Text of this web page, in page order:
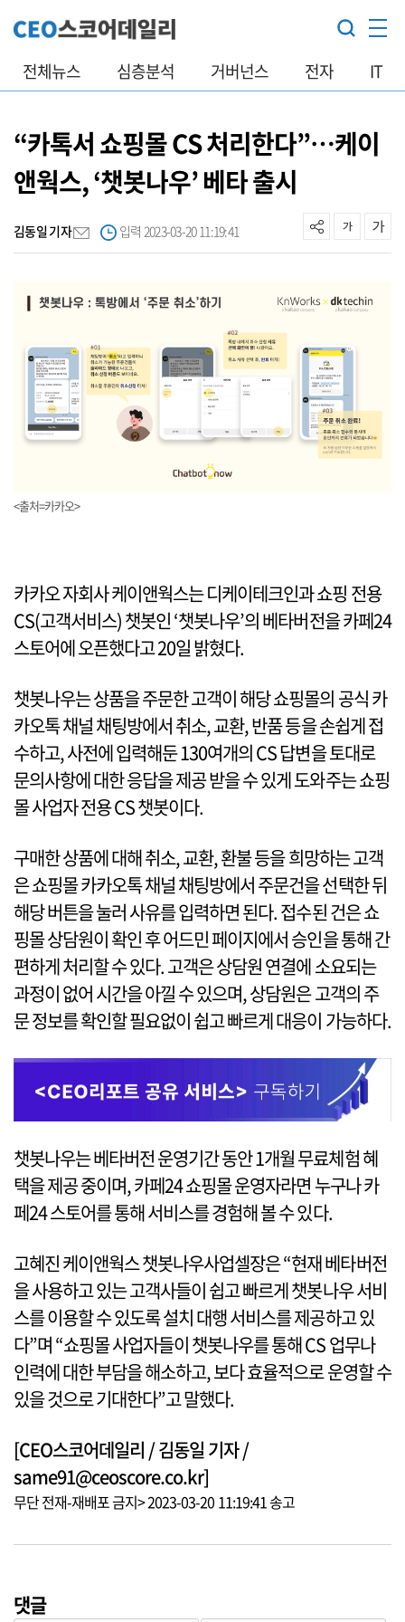
전체뉴스 심층분석 거버넌스 전자 IT
“카톡서 쇼핑몰 CS 처리한다”…케이
앤웍스, ‘챗봇나우’ 베타 출시
김동일 기자 입력 2023-03-20 11:19:41
<출처=카카오>
카카오 자회사 케이앤웍스는 디케이테크인과 쇼핑 전용
CS(고객서비스) 챗봇인 ‘챗봇나우’의 베타버전을 카페24
스토어에 오픈했다고 20일 밝혔다.
챗봇나우는 상품을 주문한 고객이 해당 쇼핑몰의 공식 카
카오톡 채널 채팅방에서 취소, 교환, 반품 등을 손쉽게 접
수하고, 사전에 입력해둔 130여개의 CS 답변을 토대로
문의사항에 대한 응답을 제공 받을 수 있게 도와주는 쇼핑
몰 사업자 전용 CS 챗봇이다.
구매한 상품에 대해 취소, 교환, 환불 등을 희망하는 고객
은 쇼핑몰 카카오톡 채널 채팅방에서 주문건을 선택한 뒤
해당 버튼을 눌러 사유를 입력하면 된다. 접수된 건은 쇼
핑몰 상담원이 확인 후 어드민 페이지에서 승인을 통해 간
편하게 처리할 수 있다. 고객은 상담원 연결에 소요되는
과정이 없어 시간을 아낄 수 있으며, 상담원은 고객의 주
문 정보를 확인할 필요없이 쉽고 빠르게 대응이 가능하다.
챗봇나우는 베타버전 운영기간 동안 1개월 무료체험 혜
택을 제공 중이며, 카페24 쇼핑몰 운영자라면 누구나 카
페24 스토어를 통해 서비스를 경험해 볼 수 있다.
고혜진 케이앤웍스 챗봇나우사업셀장은 “현재 베타버전
을 사용하고 있는 고객사들이 쉽고 빠르게 챗봇나우 서비
스를 이용할 수 있도록 설치 대행 서비스를 제공하고 있
다”며 “쇼핑몰 사업자들이 챗봇나우를 통해 CS 업무나
인력에 대한 부담을 해소하고, 보다 효율적으로 운영할 수
있을 것으로 기대한다”고 말했다.
[CEO스코어데일리 / 김동일 기자 /
same91@ceoscore.co.kr]
무단 전재-재배포 금지> 2023-03-20 11:19:41 송고
댓글